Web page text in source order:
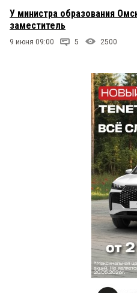
У министра образования
заместитель
9 июня 09:00 5 2500